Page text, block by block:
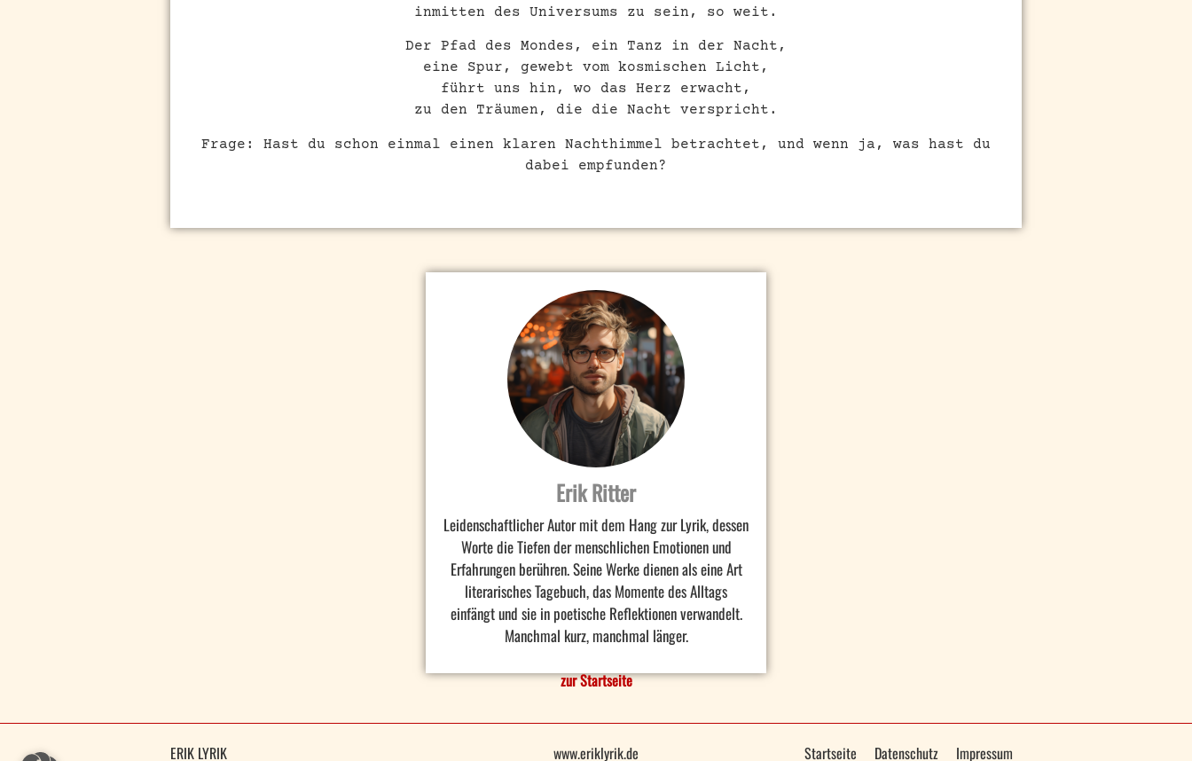
inmitten des Universums zu sein, so weit.
Der Pfad des Mondes, ein Tanz in der Nacht,
eine Spur, gewebt vom kosmischen Licht,
führt uns hin, wo das Herz erwacht,
zu den Träumen, die die Nacht verspricht.
Frage: Hast du schon einmal einen klaren Nachthimmel betrachtet, und wenn ja, was hast du
dabei empfunden?
Erik Ritter
Leidenschaftlicher Autor mit dem Hang zur Lyrik, dessen
Worte die Tiefen der menschlichen Emotionen und
Erfahrungen berühren. Seine Werke dienen als eine Art
literarisches Tagebuch, das Momente des Alltags
einfängt und sie in poetische Reflektionen verwandelt.
Manchmal kurz, manchmal länger.
zur Startseite
ERIK LYRIK www.eriklyrik.de Startseite Datenschutz Impressum